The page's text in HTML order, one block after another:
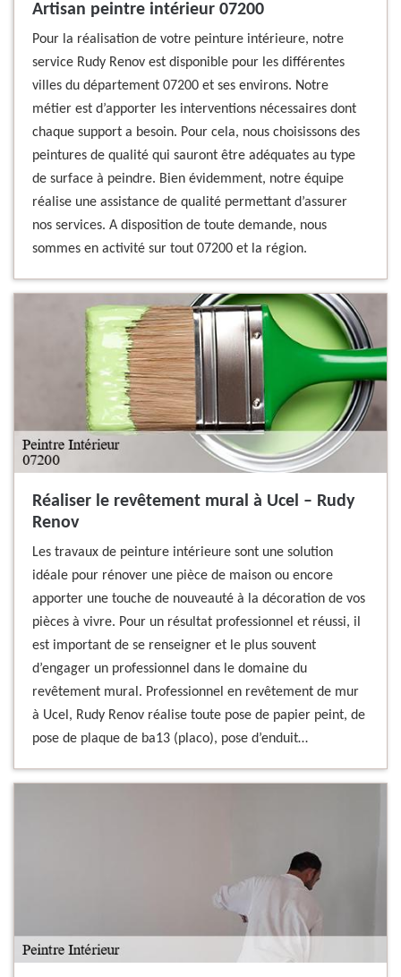
Artisan peintre intérieur 07200
Pour la réalisation de votre peinture intérieure, notre
service Rudy Renov est disponible pour les différentes
villes du département 07200 et ses environs. Notre
métier est d’apporter les interventions nécessaires dont
chaque support a besoin. Pour cela, nous choisissons des
peintures de qualité qui sauront être adéquates au type
de surface à peindre. Bien évidemment, notre équipe
réalise une assistance de qualité permettant d’assurer
nos services. A disposition de toute demande, nous
sommes en activité sur tout 07200 et la région.
Réaliser le revêtement mural à Ucel – Rudy
Renov
Les travaux de peinture intérieure sont une solution
idéale pour rénover une pièce de maison ou encore
apporter une touche de nouveauté à la décoration de vos
pièces à vivre. Pour un résultat professionnel et réussi, il
est important de se renseigner et le plus souvent
d’engager un professionnel dans le domaine du
revêtement mural. Professionnel en revêtement de mur
à Ucel, Rudy Renov réalise toute pose de papier peint, de
pose de plaque de ba13 (placo), pose d’enduit…